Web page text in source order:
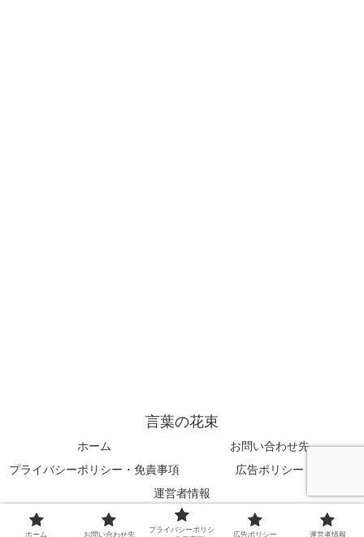
言葉の花束
ホーム
お問い合わせ先
プライバシーポリシー・免責事項
広告ポリシー
運営者情報
© 2025 言葉の花束.
ホーム お問い合わせ先
プライバシーポリシ
広告ポリシー 運営者情報